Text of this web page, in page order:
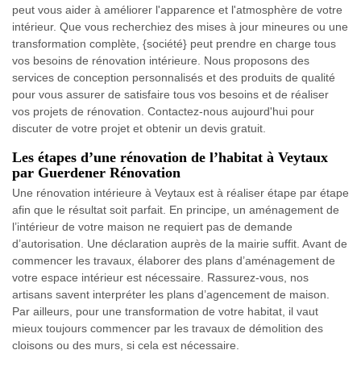
peut vous aider à améliorer l'apparence et l'atmosphère de votre
intérieur. Que vous recherchiez des mises à jour mineures ou une
transformation complète, {société} peut prendre en charge tous
vos besoins de rénovation intérieure. Nous proposons des
services de conception personnalisés et des produits de qualité
pour vous assurer de satisfaire tous vos besoins et de réaliser
vos projets de rénovation. Contactez-nous aujourd'hui pour
discuter de votre projet et obtenir un devis gratuit.
Les étapes d’une rénovation de l’habitat à Veytaux
par Guerdener Rénovation
Une rénovation intérieure à Veytaux est à réaliser étape par étape
afin que le résultat soit parfait. En principe, un aménagement de
l’intérieur de votre maison ne requiert pas de demande
d’autorisation. Une déclaration auprès de la mairie suffit. Avant de
commencer les travaux, élaborer des plans d’aménagement de
votre espace intérieur est nécessaire. Rassurez-vous, nos
artisans savent interpréter les plans d’agencement de maison.
Par ailleurs, pour une transformation de votre habitat, il vaut
mieux toujours commencer par les travaux de démolition des
cloisons ou des murs, si cela est nécessaire.